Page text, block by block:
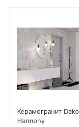
Керамогранит Dako
Harmony